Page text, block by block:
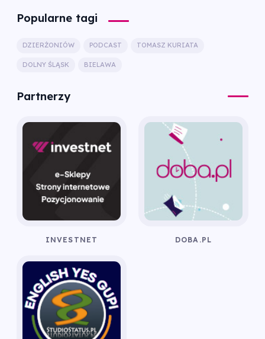
Popularne tagi
DZIERŻONIÓW PODCAST TOMASZ KURIATA
DOLNY ŚLĄSK BIELAWA
Partnerzy
INVESTNET DOBA.PL